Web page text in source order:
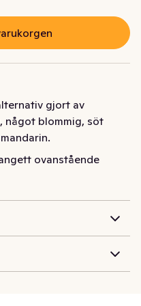
gjort av
något blommig, söt
ovanstående